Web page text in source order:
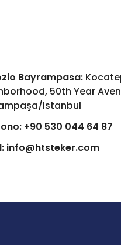
Bayrampasa:
50th Year
Istanbul
+90 530 044 64 87
info@htsteker.com